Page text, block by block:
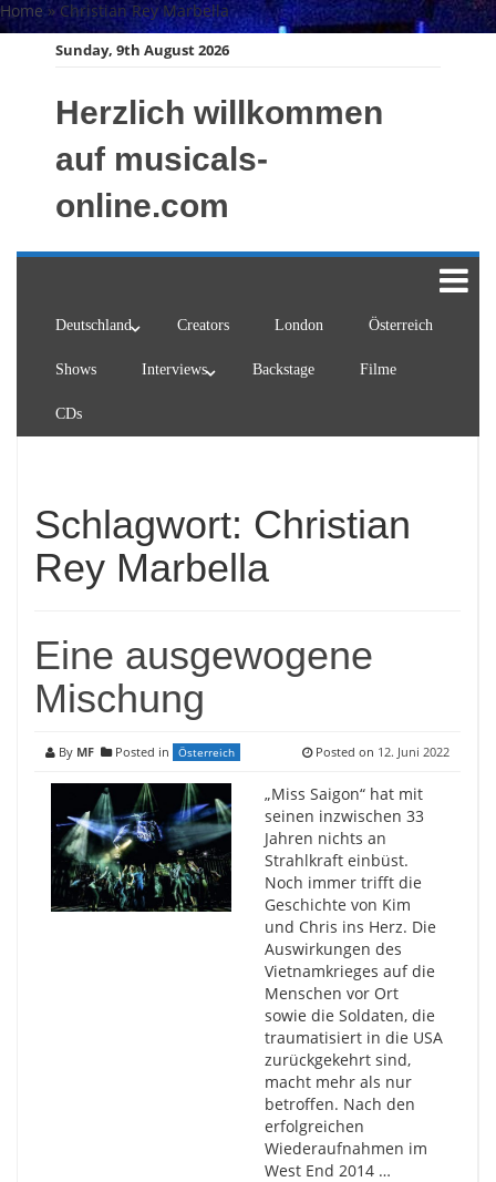
Skip
to
Home» Christian Rey Marbella
Sunday, 9th August 2026
Herzlich willkommen
auf musicals-
online.com
Deutschland Creators London Österreich
Shows Interviews Backstage Filme
CDs
Schlagwort: Christian
Rey Marbella
Eine ausgewogene
Mischung
By MF Posted in Österreich Posted on 12. Juni 2022
„Miss Saigon“ hat mit
seinen inzwischen 33
Jahren nichts an
Strahlkraft einbüst.
Noch immer trifft die
Geschichte von Kim
und Chris ins Herz. Die
Auswirkungen des
Vietnamkrieges auf die
Menschen vor Ort
sowie die Soldaten, die
traumatisiert in die USA
zurückgekehrt sind,
macht mehr als nur
betroffen. Nach den
erfolgreichen
Wiederaufnahmen im
West End 2014 …